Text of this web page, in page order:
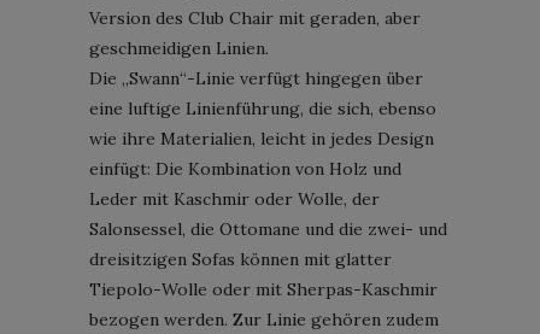
Version des Club Chair mit geraden, aber
geschmeidigen Linien.
Die „Swann“-Linie verfügt hingegen über
eine luftige Linienführung, die sich, ebenso
wie ihre Materialien, leicht in jedes Design
einfügt: Die Kombination von Holz und
Leder mit Kaschmir oder Wolle, der
Salonsessel, die Ottomane und die zwei- und
dreisitzigen Sofas können mit glatter
Tiepolo-Wolle oder mit Sherpas-Kaschmir
bezogen werden. Zur Linie gehören zudem